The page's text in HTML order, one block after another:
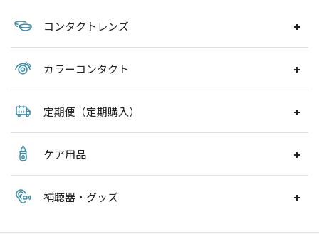
コンタクトレンズ
カラーコンタクト
定期便（定期購入）
ケア用品
補聴器・グッズ